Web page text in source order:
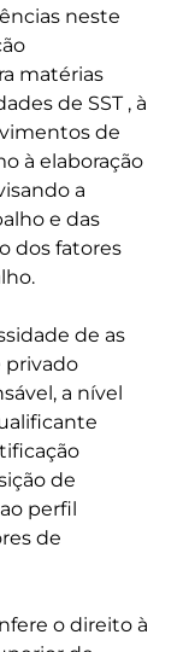
neste
matérias
de SST , à
de
à elaboração
a
e das
dos fatores
de as
privado
a nível
de
perfil
de
o direito à